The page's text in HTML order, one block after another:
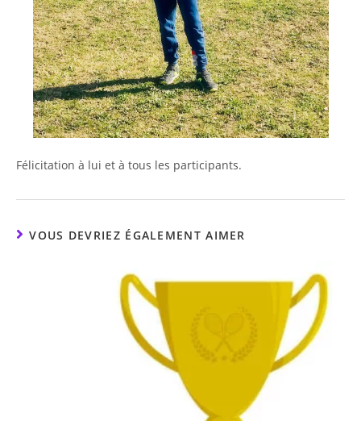
Félicitation à lui et à tous les participants.
VOUS DEVRIEZ ÉGALEMENT AIMER